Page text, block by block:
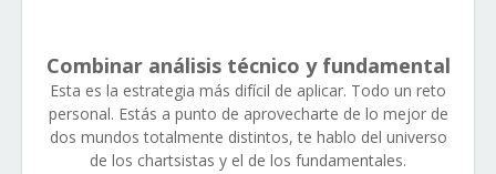
Combinar análisis técnico y fundamental
Esta es la estrategia más difícil de aplicar. Todo un reto
personal. Estás a punto de aprovecharte de lo mejor de
dos mundos totalmente distintos, te hablo del universo
de los chartsistas y el de los fundamentales.